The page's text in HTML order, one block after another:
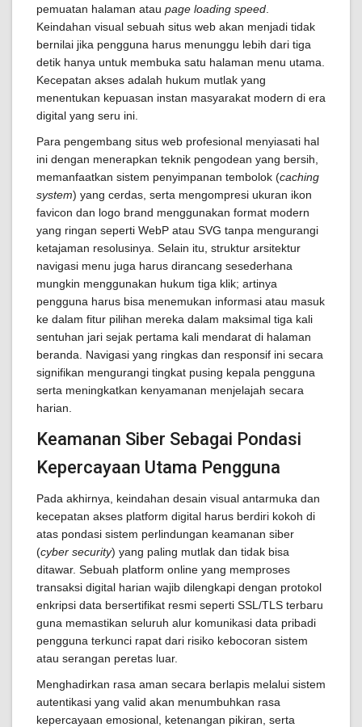
pemuatan halaman atau page loading speed
Keindahan visual sebuah situs web akan menjadi tidak
bernilai jika pengguna harus menunggu lebih dari tiga
detik hanya untuk membuka satu halaman menu utama.
Kecepatan akses adalah hukum mutlak yang
menentukan kepuasan instan masyarakat modern di era
digital yang seru ini.
Para pengembang situs web profesional menyiasati hal
ini dengan menerapkan teknik pengodean yang bersih,
memanfaatkan sistem penyimpanan tembolok (caching
system) yang cerdas, serta mengompresi ukuran ikon
favicon dan logo brand menggunakan format modern
yang ringan seperti WebP atau SVG tanpa mengurangi
ketajaman resolusinya. Selain itu, struktur arsitektur
navigasi menu juga harus dirancang sesederhana
mungkin menggunakan hukum tiga klik; artinya
pengguna harus bisa menemukan informasi atau masuk
ke dalam fitur pilihan mereka dalam maksimal tiga kali
sentuhan jari sejak pertama kali mendarat di halaman
beranda. Navigasi yang ringkas dan responsif ini secara
signifikan mengurangi tingkat pusing kepala pengguna
serta meningkatkan kenyamanan menjelajah secara
harian.
Keamanan Siber Sebagai Pondasi
Kepercayaan Utama Pengguna
Pada akhirnya, keindahan desain visual antarmuka dan
kecepatan akses platform digital harus berdiri kokoh di
atas pondasi sistem perlindungan keamanan siber
(cyber security) yang paling mutlak dan tidak bisa
ditawar. Sebuah platform online yang memproses
transaksi digital harian wajib dilengkapi dengan protokol
enkripsi data bersertifikat resmi seperti SSL/TLS terbaru
guna memastikan seluruh alur komunikasi data pribadi
pengguna terkunci rapat dari risiko kebocoran sistem
atau serangan peretas luar.
Menghadirkan rasa aman secara berlapis melalui sistem
autentikasi yang valid akan menumbuhkan rasa
kepercayaan emosional, ketenangan pikiran, serta